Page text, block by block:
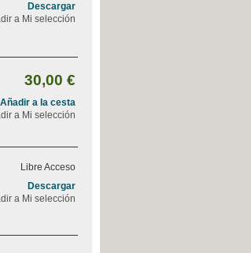
Descargar
a Mi selección
30,00 €
Añadir a la cesta
a Mi selección
Libre Acceso
Descargar
a Mi selección